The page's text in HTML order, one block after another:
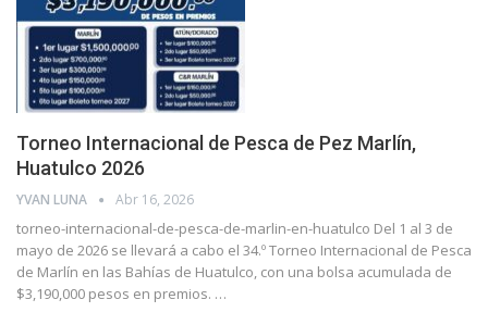
Torneo Internacional de Pesca de Pez Marlín,
Huatulco 2026
YVAN LUNA Abr 16, 2026
torneo-internacional-de-pesca-de-marlin-en-huatulco Del 1 al 3 de
mayo de 2026 se llevará a cabo el 34.º Torneo Internacional de Pesca
de Marlín en las Bahías de Huatulco, con una bolsa acumulada de
$3,190,000 pesos en premios. …